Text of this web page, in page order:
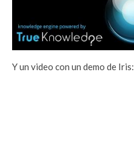
Y un video con un demo de Iris: